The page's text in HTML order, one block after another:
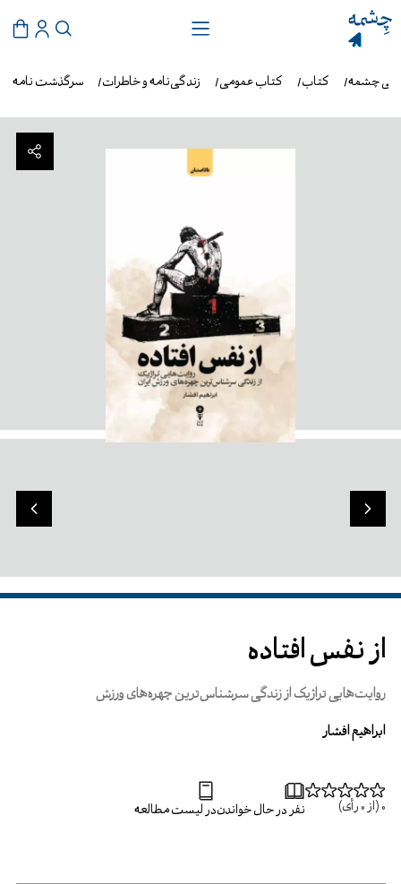
سرگذشت نامه زندگی‌نامه و خاطرات کتاب عمومی کتاب چشمه
از نفس افتاده
روایت‌هایی تراژیک از زندگی سرشناس‌ترین چهره‌های ورزش
ابراهیم افشار
0 (از 0 رأی) نفر در حال خواندندر لیست مطالعه